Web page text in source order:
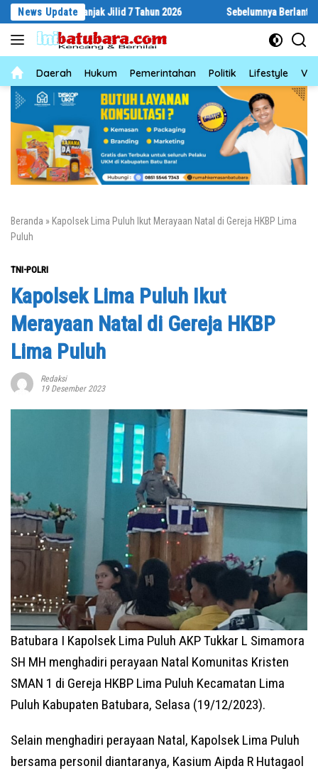
Langsung
konten
News Update
Jilid 7 Tahun 2026 Sebelumnya Berlantaikan Tanah
NewsDaerah Hukum Pemerintahan Politik Lifestyle
Beranda » Kapolsek Lima Puluh Ikut Merayaan Natal di Gereja HKBP Lima
Puluh
TNI-POLRI
Kapolsek Lima Puluh Ikut
Merayaan Natal di Gereja HKBP
Lima Puluh
Redaksi
19 Desember 2023
Batubara I Kapolsek Lima Puluh AKP Tukkar L Simamora
SH MH menghadiri perayaan Natal Komunitas Kristen
SMAN 1 di Gereja HKBP Lima Puluh Kecamatan Lima
Puluh Kabupaten Batubara, Selasa (19/12/2023).
Selain menghadiri perayaan Natal, Kapolsek Lima Puluh
bersama personil diantaranya, Kasium Aipda R Hutagaol